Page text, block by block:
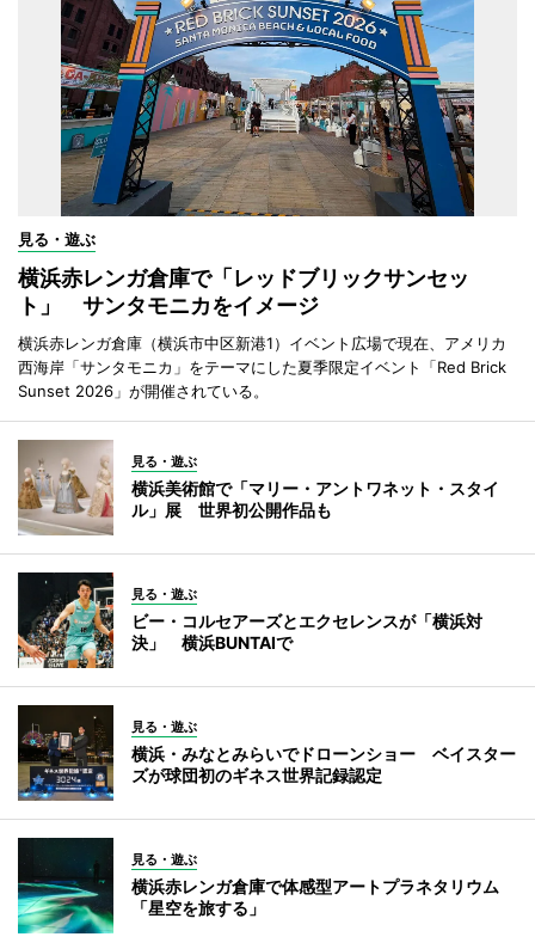
見る・遊ぶ
横浜赤レンガ倉庫で「レッドブリックサンセッ
ト」 サンタモニカをイメージ
横浜赤レンガ倉庫（横浜市中区新港1）イベント広場で現在、アメリカ
西海岸「サンタモニカ」をテーマにした夏季限定イベント「Red Brick
Sunset 2026」が開催されている。
見る・遊ぶ
横浜美術館で「マリー・アントワネット・スタイ
ル」展 世界初公開作品も
見る・遊ぶ
ビー・コルセアーズとエクセレンスが「横浜対
決」 横浜BUNTAIで
見る・遊ぶ
横浜・みなとみらいでドローンショー ベイスター
ズが球団初のギネス世界記録認定
見る・遊ぶ
横浜赤レンガ倉庫で体感型アートプラネタリウム
「星空を旅する」